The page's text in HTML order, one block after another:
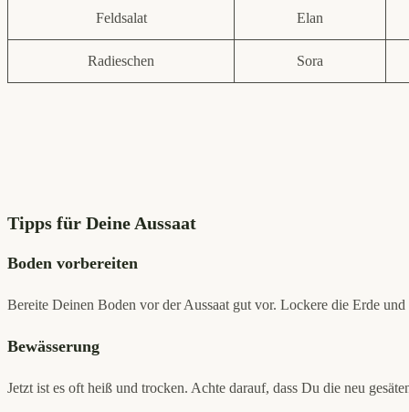
Feldsalat Elan
Radieschen Sora
Tipps für Deine Aussaat
Boden vorbereiten
Bereite Deinen Boden vor der Aussaat gut vor. Lockere die Erde
Bewässerung
Jetzt ist es oft heiß und trocken. Achte darauf, dass Du die neu